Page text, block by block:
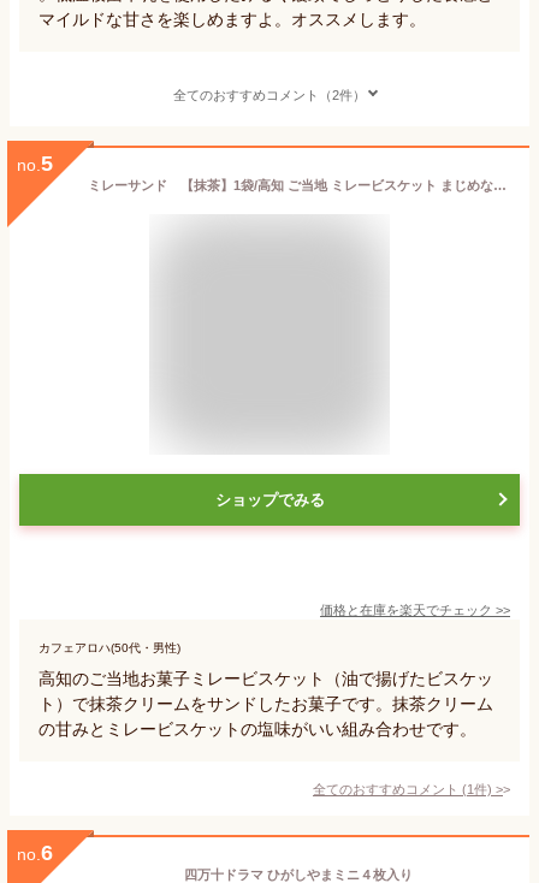
マイルドな甘さを楽しめますよ。オススメします。
全てのおすすめコメント（2件）
no. 5
ミレーサンド 【抹茶】1袋/高知 ご当地 ミレービスケット まじめなおかし 抹茶クリーム お土産
ショップでみる
価格と在庫を楽天でチェック >>
カフェアロハ(50代・男性)
高知のご当地お菓子ミレービスケット（油で揚げたビスケッ
ト）で抹茶クリームをサンドしたお菓子です。抹茶クリーム
の甘みとミレービスケットの塩味がいい組み合わせです。
全てのおすすめコメント (1件) >
no. 6
四万十ドラマ ひがしやまミニ４枚入り